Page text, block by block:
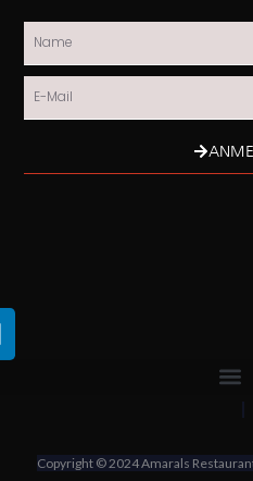
Name
Email
Copyright © 2024 Amarals